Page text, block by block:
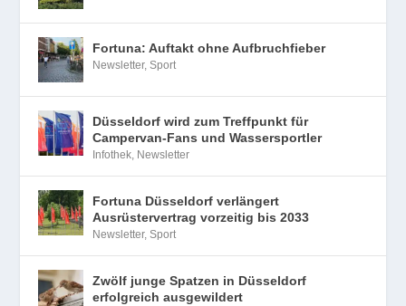
Fortuna: Auftakt ohne Aufbruchfieber
Newsletter,Sport
Düsseldorf wird zum Treffpunkt für
Campervan-Fans und Wassersportler
Infothek, Newsletter
Fortuna Düsseldorf verlängert
Ausrüstervertrag vorzeitig bis 2033
Newsletter,Sport
Zwölf junge Spatzen in Düsseldorf
erfolgreich ausgewildert